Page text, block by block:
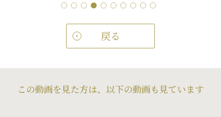
戻る
この動画を見た方は、以下の動画も見ています